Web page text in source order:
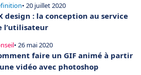
• 20 juillet 2020
design : la conception au service
l’utilisateur
• 26 mai 2020
faire un GIF animé à partir
vidéo avec photoshop